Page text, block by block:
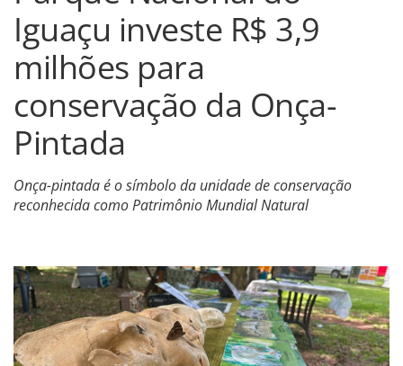
Iguaçu investe R$ 3,9
milhões para
conservação da Onça-
Pintada
Onça-pintada é o símbolo da unidade de conservação
reconhecida como Patrimônio Mundial Natural